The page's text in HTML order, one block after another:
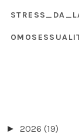
► 2026 (19)